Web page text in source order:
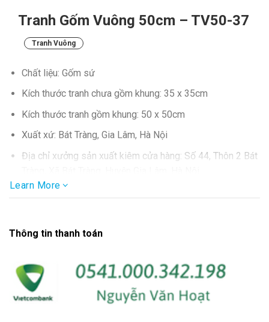
Tranh Gốm Vuông 50cm – TV50-37
Tranh Vuông
Chất liệu: Gốm sứ
Kích thước tranh chưa gồm khung: 35 x 35cm
Kích thước tranh gồm khung: 50 x 50cm
Xuất xứ: Bát Tràng, Gia Lâm, Hà Nội
Địa chỉ xưởng sản xuất kiêm cửa hàng: Số 44, Thôn 2 Bát
SĐT: 0986.857.877
Learn More
Thông tin thanh toán